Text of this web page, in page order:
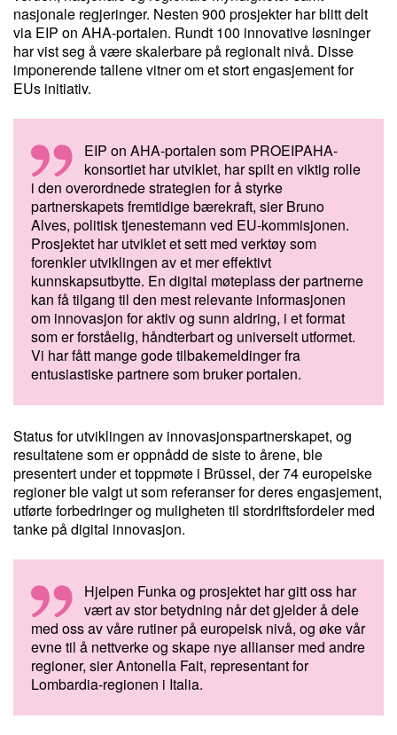
nasjonale regjeringer. Nesten 900 prosjekter har blitt delt
via EIP on AHA-portalen. Rundt 100 innovative løsninger
har vist seg å være skalerbare på regionalt nivå. Disse
imponerende tallene vitner om et stort engasjement for
EUs initiativ.
EIP on AHA-portalen som PROEIPAHA-
konsortiet har utviklet, har spilt en viktig rolle
i den overordnede strategien for å styrke
partnerskapets fremtidige bærekraft, sier Bruno
Alves, politisk tjenestemann ved EU-kommisjonen.
Prosjektet har utviklet et sett med verktøy som
forenkler utviklingen av et mer effektivt
kunnskapsutbytte. En digital møteplass der partnerne
kan få tilgang til den mest relevante informasjonen
om innovasjon for aktiv og sunn aldring, i et format
som er forståelig, håndterbart og universelt utformet.
Vi har fått mange gode tilbakemeldinger fra
entusiastiske partnere som bruker portalen.
Status for utviklingen av innovasjonspartnerskapet, og
resultatene som er oppnådd de siste to årene, ble
presentert under et toppmøte i Brüssel, der 74 europeiske
regioner ble valgt ut som referanser for deres engasjement,
utførte forbedringer og muligheten til stordriftsfordeler med
tanke på digital innovasjon.
Hjelpen Funka og prosjektet har gitt oss har
vært av stor betydning når det gjelder å dele
med oss av våre rutiner på europeisk nivå, og øke vår
evne til å nettverke og skape nye allianser med andre
regioner, sier Antonella Fait, representant for
Lombardia-regionen i Italia.